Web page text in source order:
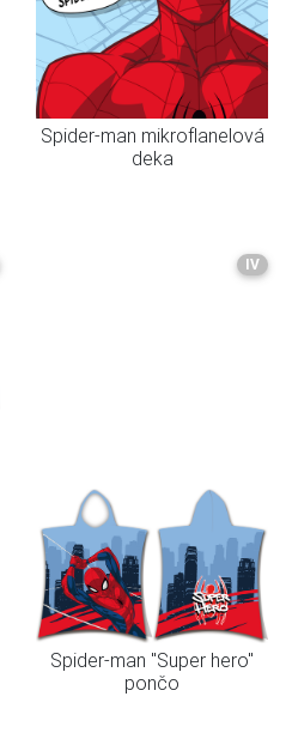
Spider-man mikroflanelová
deka
IV
Spider-man "Super hero"
pončo